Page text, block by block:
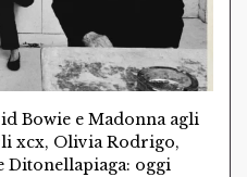
Bowie e Madonna agli
xcx, Olivia Rodrigo,
Ditonellapiaga: oggi